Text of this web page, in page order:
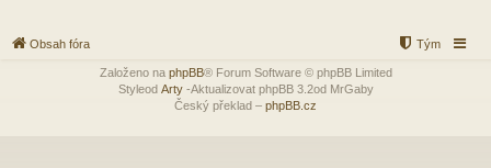
Obsah fóra Tým
Založeno na phpBB® Forum Software © phpBB Limited
Styleod Arty-Aktualizovat phpBB 3.2od MrGaby
Český překlad – phpBB.cz